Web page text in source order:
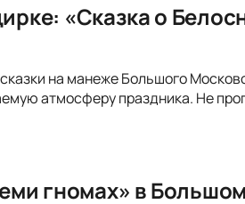
«Сказка о
на манеже Большого
атмосферу праздника. Не
гномах» в